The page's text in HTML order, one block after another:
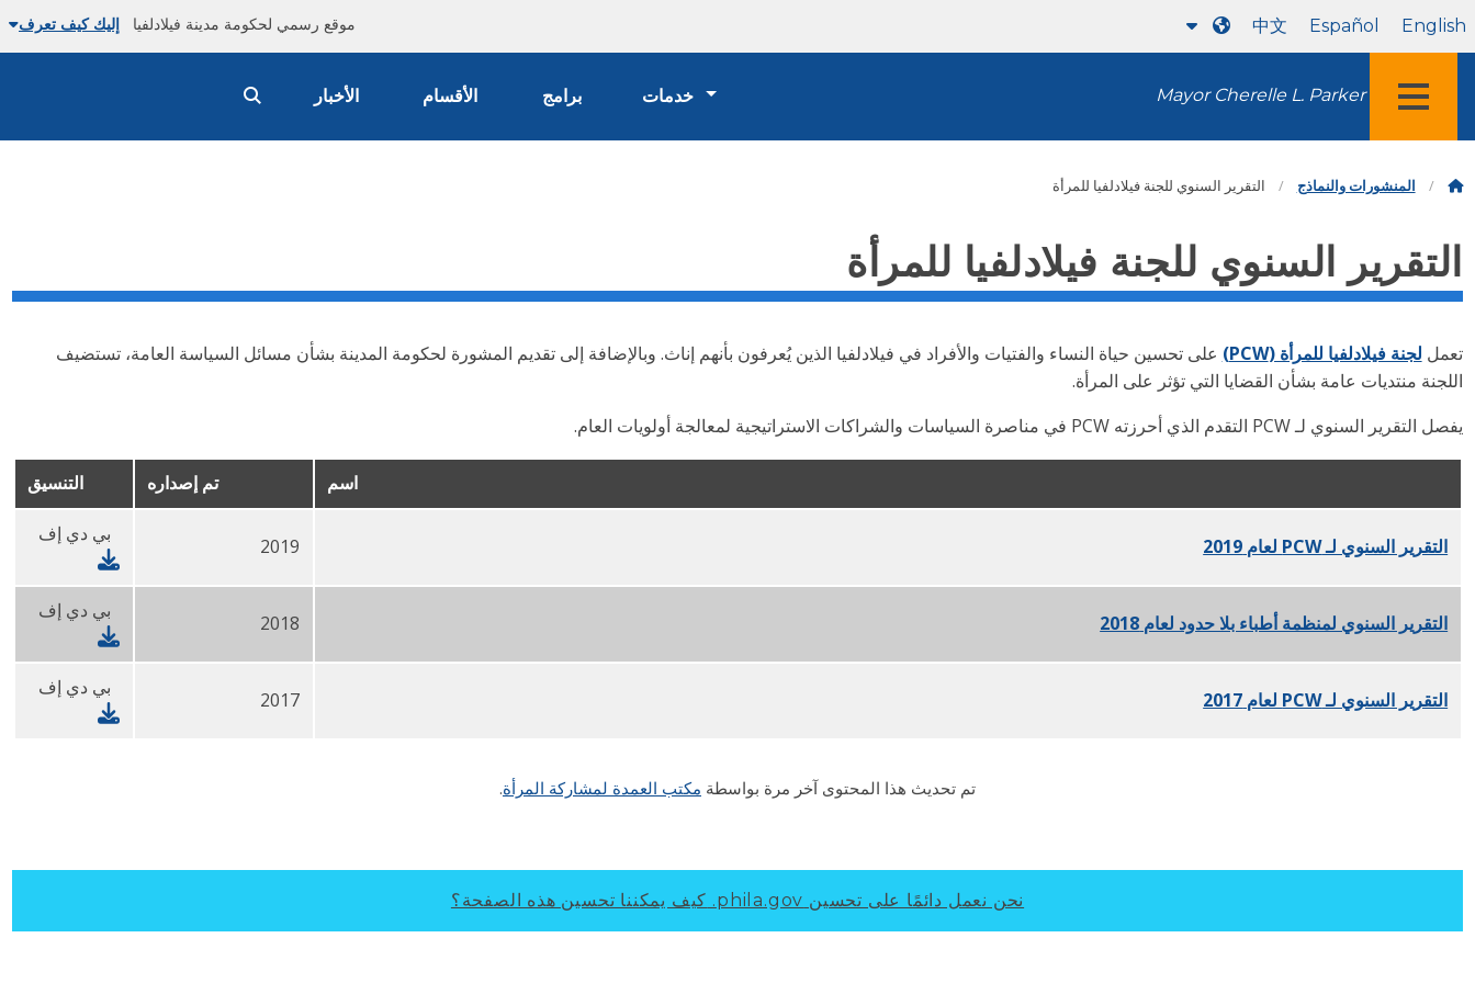
موقع رسمي لحكومة مدينة فيلادلفيا إليك كيف تعرف English
Español
中文
قائمة طعام
Mayor Cherelle L. Parker خدمات برامج الأقسام الأخبار
المنشورات والنماذج التقرير السنوي للجنة فيلادلفيا للمرأة
التقرير السنوي للجنة فيلادلفيا للمرأة
تعمل لجنة فيلادلفيا للمرأة (PCW)
على تحسين حياة النساء والفتيات والأفراد في فيلادلفيا الذين يُعرفون بأنهم إناث. وبالإضافة إلى تقديم المشورة لحكومة المدينة بشأن مسائل السياسة العامة، تستضيف
اللجنة منتديات عامة بشأن القضايا التي تؤثر على المرأة.
يفصل التقرير السنوي لـ PCW التقدم الذي أحرزته PCW في مناصرة السياسات والشراكات الاستراتيجية لمعالجة أولويات العام.
اسم تم إصداره التنسيق
التقرير السنوي لـ PCW لعام 2019 2019
بي دي إف
التقرير السنوي لمنظمة أطباء بلا حدود لعام 2018 2018
بي دي إف
التقرير السنوي لـ PCW لعام 2017 2017
بي دي إف
تم تحديث هذا المحتوى آخر مرة بواسطة مكتب العمدة لمشاركة المرأة.
نحن نعمل دائمًا على تحسين phila.gov. كيف يمكننا تحسين هذه الصفحة؟